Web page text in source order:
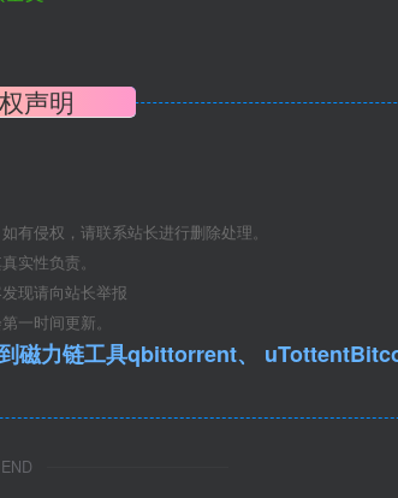
声明
有侵权，请联系站长进行删除处理。
实性负责。
现请向站长举报
一时间更新。
qbittorrent、 uTottentBitcomet